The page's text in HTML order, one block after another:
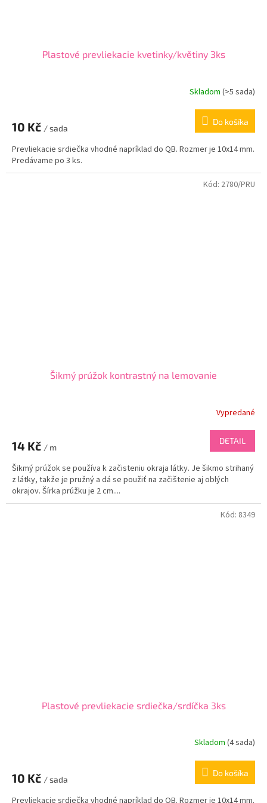
Plastové prevliekacie kvetinky/květiny 3ks
Skladom (>5 sada)
10 Kč / sada
Do košíka
Prevliekacie srdiečka vhodné napríklad do QB. Rozmer je 10x14 mm.
Predávame po 3 ks.
Šikmý prúžok kontrastný na lemovanie
Vypredané
14 Kč / m
DETAIL
Šikmý prúžok se používa k začisteniu okraja látky. Je šikmo strihaný
z látky, takže je pružný a dá se použiť na začištenie aj oblých
okrajov. Šírka prúžku je 2 cm....
Kód: 2780/PRU
Plastové prevliekacie srdiečka/srdíčka 3ks
Skladom (4 sada)
10 Kč / sada
Do košíka
Prevliekacie srdiečka vhodné napríklad do QB. Rozmer je 10x14 mm.
Kód: 8349